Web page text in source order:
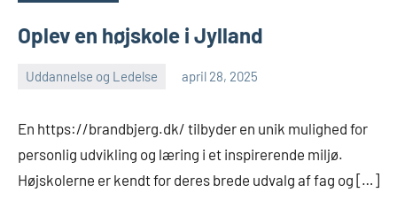
Oplev en højskole i Jylland
Uddannelse og Ledelse april 28, 2025
En https://brandbjerg.dk/ tilbyder en unik mulighed for
personlig udvikling og læring i et inspirerende miljø.
Højskolerne er kendt for deres brede udvalg af fag og […]